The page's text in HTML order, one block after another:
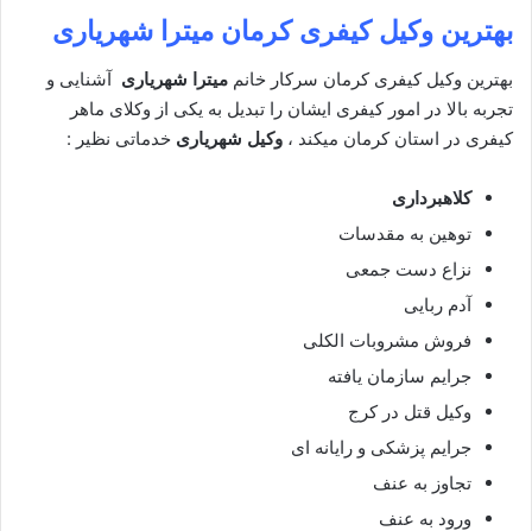
بهترین وکیل کیفری کرمان میترا شهریاری
بهترین وکیل کیفری کرمان سرکار خانم میترا شهریاری آشنایی و
تجربه بالا در امور کیفری ایشان را تبدیل به یکی از وکلای ماهر
کیفری در استان کرمان میکند ، وکیل شهریاری خدماتی نظیر :
کلاهبرداری
توهین به مقدسات
نزاع دست جمعی
آدم ربایی
فروش مشروبات الکلی
جرایم سازمان یافته
وکیل قتل در کرج
جرایم پزشکی و رایانه ای
تجاوز به عنف
ورود به عنف